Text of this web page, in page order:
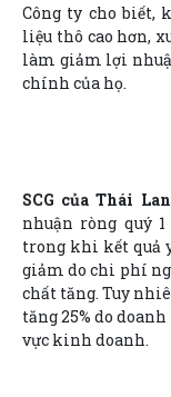
Công ty cho biết,
liệu thô cao hơn,
làm giảm lợi
chính của họ.
SCG của Thái Lan
nhuận ròng quý
trong khi kết quả
giảm do chi phí
chất tăng. Tuy
tăng 25% do
vực kinh doanh.